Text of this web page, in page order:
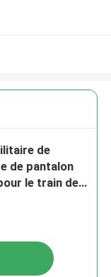
de
de pantalon
le train de